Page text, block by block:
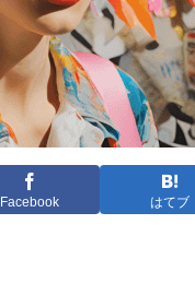
Facebook はてブ